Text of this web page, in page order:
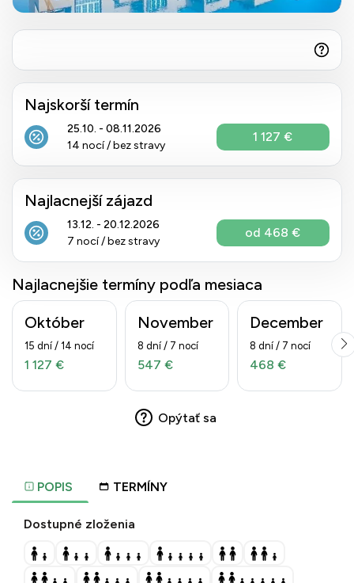
POPIS TERMÍNY
Dostupné zloženia
Najskorší termín
25.10. - 08.11.2026
14 nocí / bez stravy
1 127 €
Najlacnejší zájazd
13.12. - 20.12.2026
7 nocí / bez stravy
od 468 €
Najlacnejšie termíny podľa mesiaca
Október
15 dní / 14 nocí
1 127 €
November
8 dní / 7 nocí
547 €
December
8 dní / 7 nocí
468 €
Opýtať sa